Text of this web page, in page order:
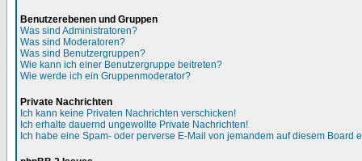
Benutzerebenen und Gruppen
Was sind Administratoren?
Was sind Moderatoren?
Was sind Benutzergruppen?
Wie kann ich einer Benutzergruppe beitreten?
Wie werde ich ein Gruppenmoderator?
Private Nachrichten
Ich kann keine Privaten Nachrichten verschicken!
Ich erhalte dauernd ungewollte Private Nachrichten!
Ich habe eine Spam- oder perverse E-Mail von jemandem auf diesem Board